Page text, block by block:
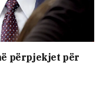
përpjekjet për